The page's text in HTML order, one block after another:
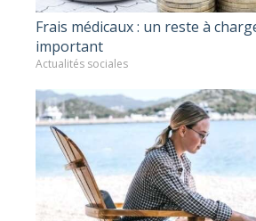
Frais médicaux : un reste à
important
Actualités sociales